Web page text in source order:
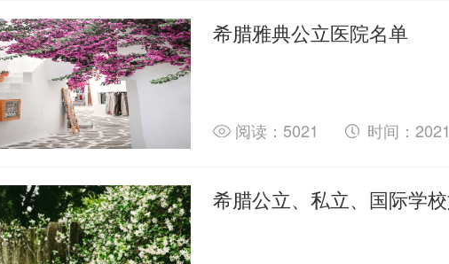
希腊雅典公立医院名单
阅读：5021 时间：